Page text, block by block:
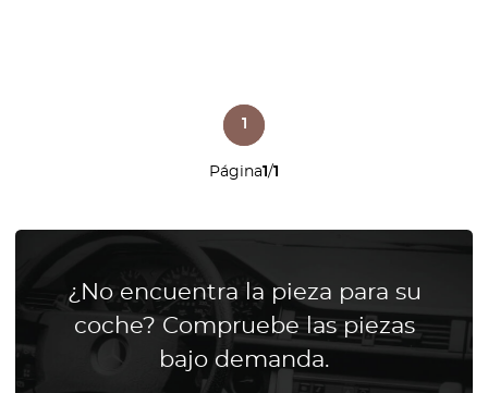
Página1/1
1
¿No encuentra la pieza para su
coche? Compruebe las piezas
bajo demanda.